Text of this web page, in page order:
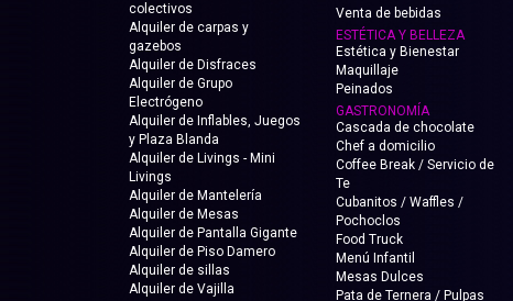
colectivos
Alquiler de carpas y
gazebos
Alquiler de Disfraces
Alquiler de Grupo
Electrógeno
Alquiler de Inflables, Juegos
y Plaza Blanda
Alquiler de Livings - Mini
Livings
Alquiler de Mantelería
Alquiler de Mesas
Alquiler de Pantalla Gigante
Alquiler de Piso Damero
Alquiler de sillas
Alquiler de Vajilla
Venta de bebidas
ESTÉTICA Y BELLEZA
Estética y Bienestar
Maquillaje
Peinados
GASTRONOMÍA
Cascada de chocolate
Chef a domicilio
Coffee Break / Servicio de
Te
Cubanitos / Waffles /
Pochoclos
Food Truck
Menú Infantil
Mesas Dulces
Pata de Ternera / Pulpas